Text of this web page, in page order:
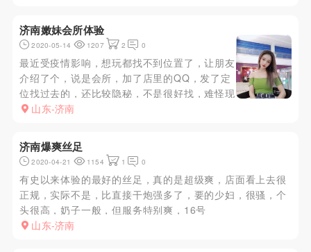
很...
济南嫩妹会所体验
2020-05-14 1207 2 0
最近受疫情影响，想玩都找不到位置了，让朋友
介绍了个，说是会所，加了店里的QQ，发了定
位找过去的，还比较隐秘，不是很好找，难怪现
在能开门营业。服务项目比较多，可以选套餐，
xiongtui+kb+两水，总共80分钟，妹子帮洗澡
澡哦，嘿嘿。服...
山东-济南
济南爆爽丝足
2020-04-21 1154 1 0
有史以来体验的最好的丝足，真的是超级爽，店面看上去很
正规，实际不是，比直接干炮强多了，要的少妇，很骚，个
头很高，奶子一般，但服务特别爽，16号
山东-济南